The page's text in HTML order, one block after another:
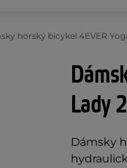
horský bicykel 4EVER
Lady
Dámsky